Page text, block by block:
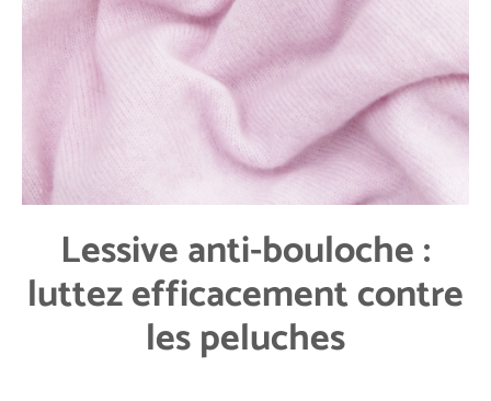
Lessive anti-bouloche :
luttez efficacement contre
les peluches